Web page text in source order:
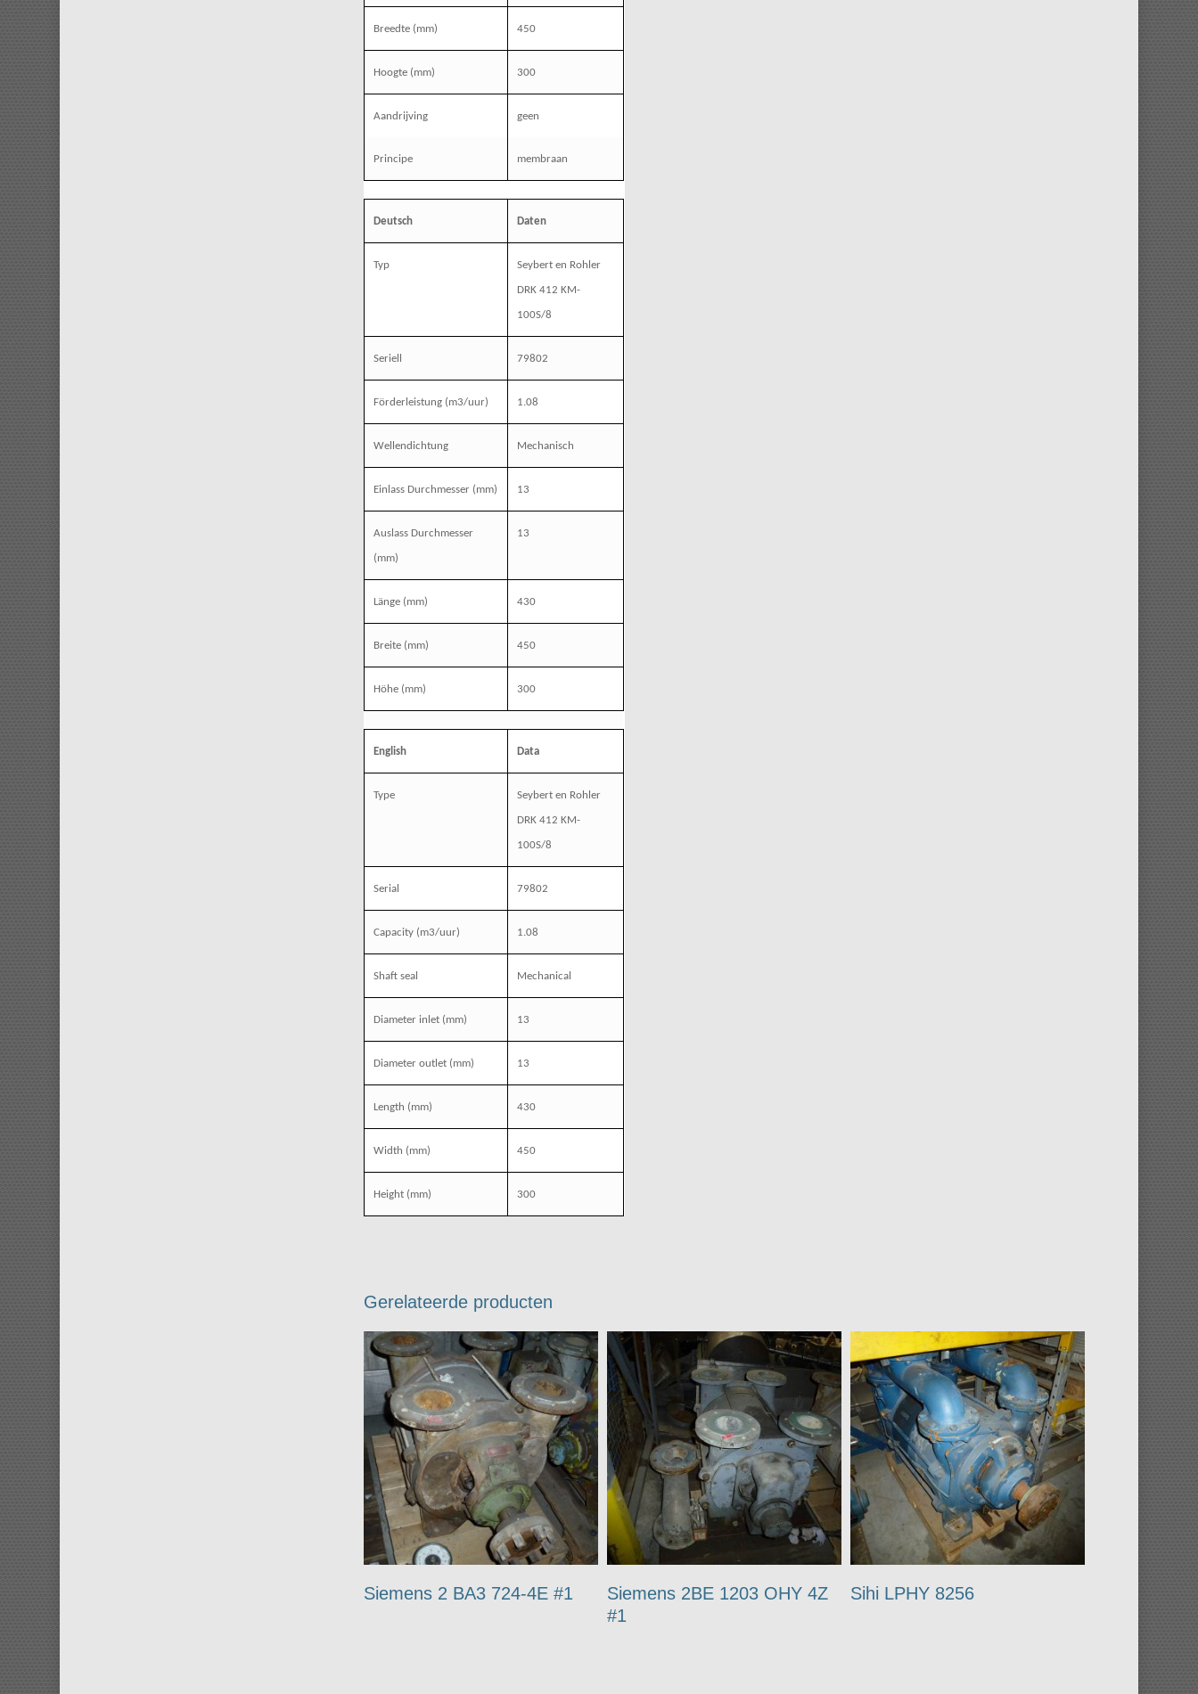
Breedte (mm) 450
Hoogte (mm) 300
Aandrijving geen
Principe membraan
Deutsch Daten
Typ Seybert en Rohler
DRK 412 KM-
100S/8
Seriell 79802
Förderleistung (m3/uur) 1.08
Wellendichtung Mechanisch
Einlass Durchmesser (mm) 13
Auslass Durchmesser
(mm)
13
Länge (mm) 430
Breite (mm) 450
Höhe (mm) 300
English Data
Type Seybert en Rohler
DRK 412 KM-
100S/8
Serial 79802
Capacity (m3/uur) 1.08
Shaft seal Mechanical
Diameter inlet (mm) 13
Diameter outlet (mm) 13
Length (mm) 430
Width (mm) 450
Height (mm) 300
Gerelateerde producten
Siemens 2 BA3 724-4E #1
Siemens 2BE 1203 OHY 4Z
#1
Sihi LPHY 8256